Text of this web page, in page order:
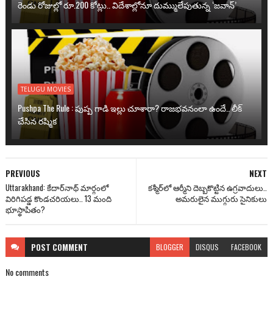
రెండు రోజుల్లో రూ.200 కోట్లు.. విదేశాల్లోనూ దుమ్ములేపుతున్న ‘జవాన్’
TELUGU MOVIES
Pushpa The Rule : పుష్ప గాడి ఇల్లు చూశారా? రాజభవనంలా ఉందే.. లీక్
చేసిన రష్మిక
NEXT
కశ్మీర్‌లో ఆర్మీని దెబ్బకొట్టిన ఉగ్రవాదులు..
అమరులైన ముగ్గురు సైనికులు
PREVIOUS
Uttarakhand: కేదార్‌నాథ్ మార్గంలో
విరిగిపడ్డ కొండచరియలు.. 13 మంది
భూస్థాపితం?
POST COMMENT BLOGGER DISQUS FACEBOOK
No comments